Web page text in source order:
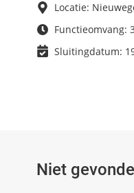
Locatie:
Functieomvang:
Sluitingdatum:
Niet